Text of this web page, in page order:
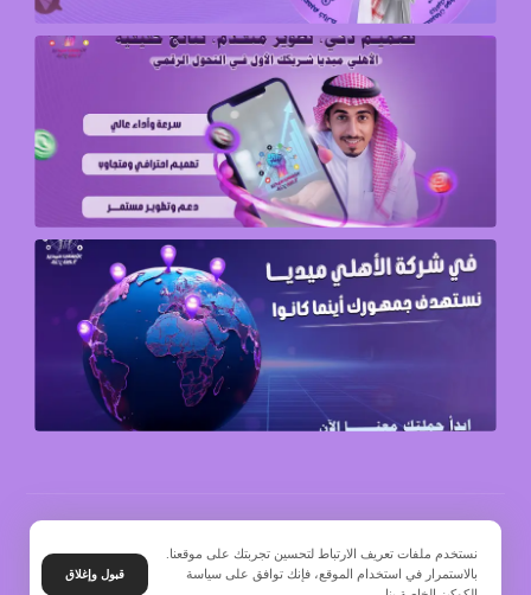
نستخدم ملفات تعريف الارتباط لتحسين تجربتك على موقعنا.
بالاستمرار في استخدام الموقع، فإنك توافق على سياسة
قبول وإغلاق